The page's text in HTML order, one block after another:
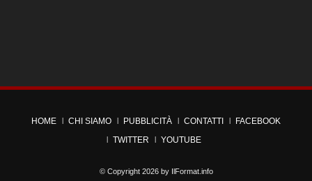
HOME CHI SIAMO PUBBLICITÀ CONTATTI
FACEBOOK
TWITTER
YOUTUBE
© Copyright 2026 by IlFormat.info